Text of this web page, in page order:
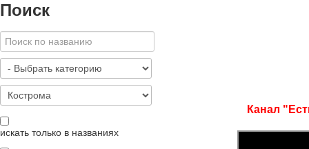
Поиск
искать только в названиях
Канал